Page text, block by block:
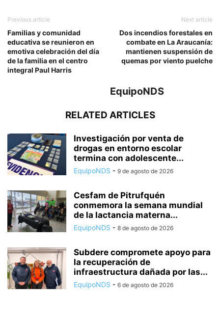
Previous article
Familias y comunidad
educativa se reunieron en
emotiva celebración del día
de la familia en el centro
integral Paul Harris
Next article
Dos incendios forestales en
combate en La Araucanía:
mantienen suspensión de
quemas por viento puelche
EquipoNDS
RELATED ARTICLES
Investigación por venta de
drogas en entorno escolar
termina con adolescente...
EquipoNDS - 9 de agosto de 2026
Cesfam de Pitrufquén
conmemora la semana mundial
de la lactancia materna...
EquipoNDS - 8 de agosto de 2026
Subdere compromete apoyo para
la recuperación de
infraestructura dañada por las...
EquipoNDS - 6 de agosto de 2026